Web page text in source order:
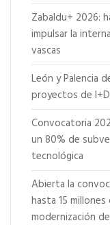
Zabaldu+ 2026:
impulsar la
vascas
León y Palencia
proyectos de
Convocatoria
un 80% de
tecnológica
Abierta la
hasta 15
modernización